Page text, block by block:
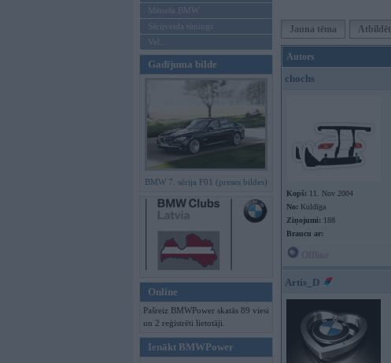
Mēneša BMW
Sērijveida tūnings
Vel...
Gadījuma bilde
BMW 7. sērija F01 (preses bildes)
Online
Pašreiz BMWPower skatās 89 viesi
un 2 reģistrēti lietotāji.
Ienākt BMWPower
Jauna tēma Atbildēt
Autors
chochs
Kopš: 11. Nov 2004
No: Kuldīga
Ziņojumi: 188
Braucu ar:
Artis_D